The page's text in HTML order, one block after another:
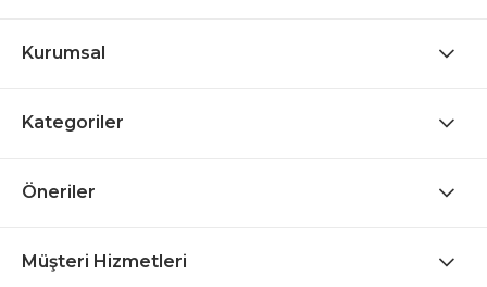
Kurumsal
Kategoriler
Öneriler
Müşteri Hizmetleri